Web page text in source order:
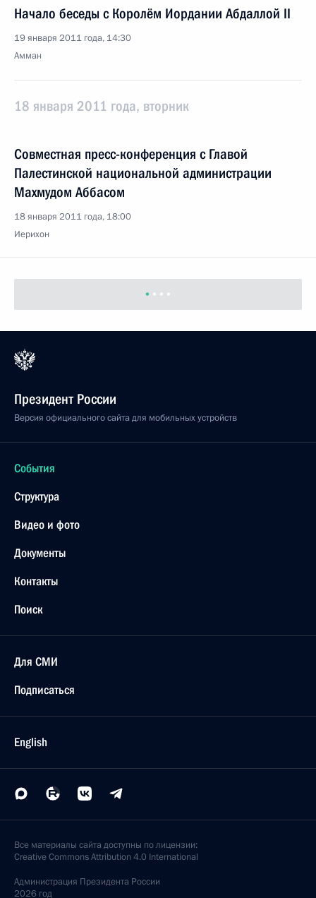
Начало беседы с Королём Иордании Абдаллой II
19 января 2011 года, 14:30
Амман
18 января 2011 года, вторник
Совместная пресс-конференция с Главой
Палестинской национальной администрации
Махмудом Аббасом
18 января 2011 года, 18:00
Иерихон
Президент России
Версия официального сайта для мобильных устройств
События
Структура
Видео и фото
Документы
Контакты
Поиск
Для СМИ
Подписаться
English
Все материалы сайта доступны по лицензии:
Creative Commons Attribution 4.0 International
Администрация Президента России
2026 год